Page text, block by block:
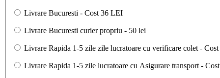
Livrare Bucuresti - Cost 36 LEI
Livrare Bucuresti curier propriu - 50 lei
Livrare Rapida 1-5 zile zile lucratoare cu verificare colet -
Livrare Rapida 1-5 zile lucratoare cu Asigurare transport -